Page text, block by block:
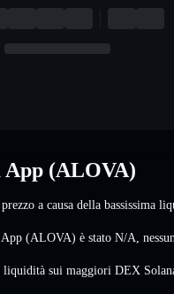
App (ALOVA)
a causa della bassissima
(ALOVA) è stato N/A
liquidità sui maggiori DEX